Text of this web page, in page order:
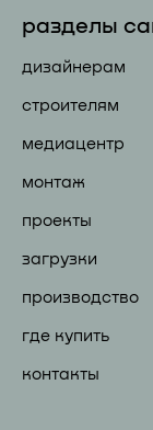
разделы
дизайнерам
строителям
медиацентр
монтаж
проекты
загрузки
производство
где купить
контакты